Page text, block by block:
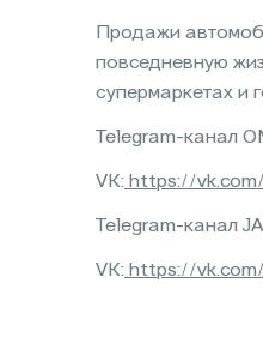
Продажи
повседневную
супермаркетах и
Telegram-канал
VK: https://
Telegram-канал
VK: https://